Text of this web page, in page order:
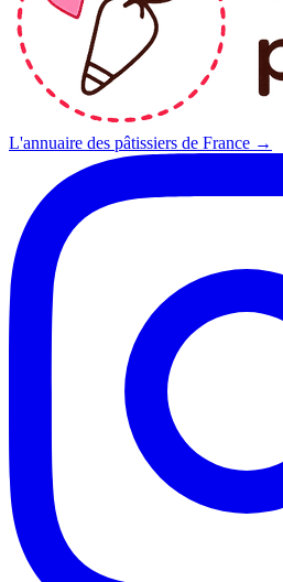
L'annuaire des pâtissiers de France →